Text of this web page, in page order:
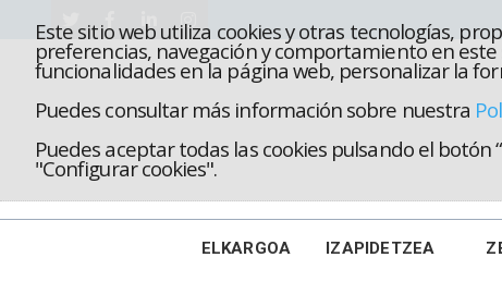
Este sitio web utiliza cookies y otras tecnologías,
preferencias, navegación y comportamiento en
funcionalidades en la página web, personalizar la
Puedes consultar más información sobre nuestra
Puedes aceptar todas las cookies pulsando el botón
"Configurar cookies".
ELKARGOA IZAPIDETZEA